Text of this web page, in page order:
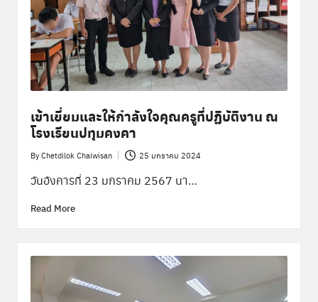
เข้าเยี่ยมและให้กำลังใจคุณครูที่ปฏิบัติงาน ณ
โรงเรียนปทุมคงคา
Posted
by
ByChetdilok Chaiwisan 25 มกราคม 2024
วันอังคารที่ 23 มกราคม 2567 นา…
Read More